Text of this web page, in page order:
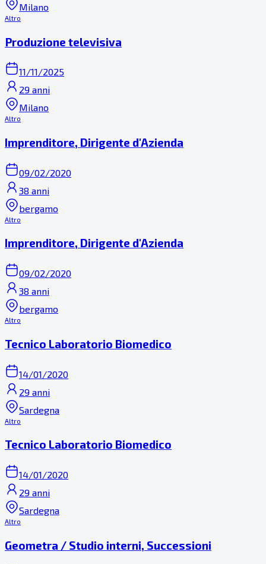
Milano
Altro
Produzione televisiva
11/11/2025
29 anni
Milano
Altro
Imprenditore, Dirigente d'Azienda
09/02/2020
38 anni
bergamo
Altro
Imprenditore, Dirigente d'Azienda
09/02/2020
38 anni
bergamo
Altro
Tecnico Laboratorio Biomedico
14/01/2020
29 anni
Sardegna
Altro
Tecnico Laboratorio Biomedico
14/01/2020
29 anni
Sardegna
Altro
Geometra / Studio interni, Successioni